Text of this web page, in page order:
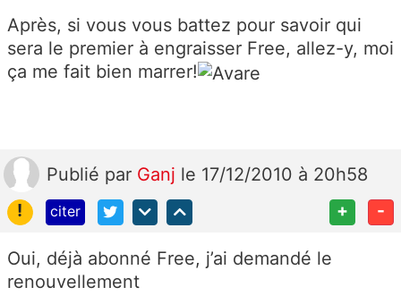
Après, si vous vous battez pour savoir qui
sera le premier à engraisser Free, allez-y, moi
ça me fait bien marrer!
Publié par Ganj le 17/12/2010 à 20h58
!
citer + -
Oui, déjà abonné Free, j’ai demandé le
renouvellement